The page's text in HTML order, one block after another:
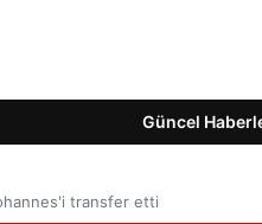
Güncel
transfer etti